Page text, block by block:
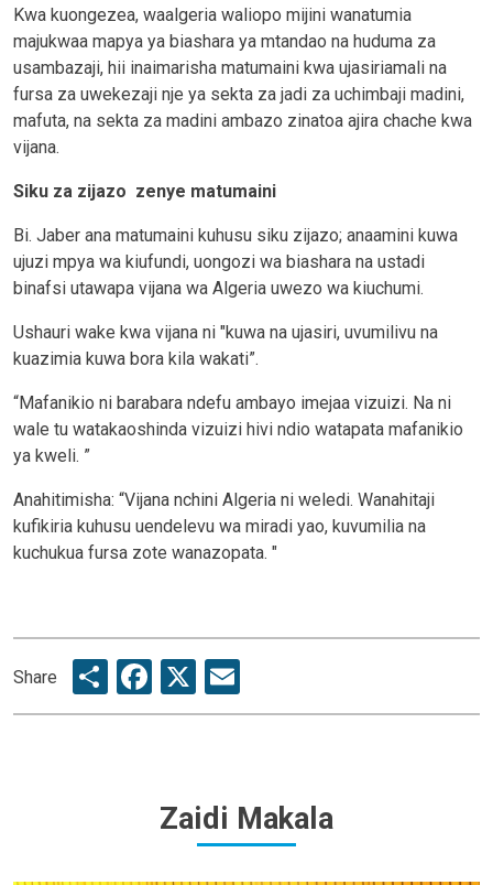
Kwa kuongezea, waalgeria waliopo mijini wanatumia
majukwaa mapya ya biashara ya mtandao na huduma za
usambazaji, hii inaimarisha matumaini kwa ujasiriamali na
fursa za uwekezaji nje ya sekta za jadi za uchimbaji madini,
mafuta, na sekta za madini ambazo zinatoa ajira chache kwa
vijana.
Siku za zijazo zenye matumaini
Bi. Jaber ana matumaini kuhusu siku zijazo; anaamini kuwa
ujuzi mpya wa kiufundi, uongozi wa biashara na ustadi
binafsi utawapa vijana wa Algeria uwezo wa kiuchumi.
Ushauri wake kwa vijana ni "kuwa na ujasiri, uvumilivu na
kuazimia kuwa bora kila wakati”.
“Mafanikio ni barabara ndefu ambayo imejaa vizuizi. Na ni
wale tu watakaoshinda vizuizi hivi ndio watapata mafanikio
ya kweli. ”
Anahitimisha: “Vijana nchini Algeria ni weledi. Wanahitaji
kufikiria kuhusu uendelevu wa miradi yao, kuvumilia na
kuchukua fursa zote wanazopata. "
Share ShareFacebook
X
Zaidi Makala